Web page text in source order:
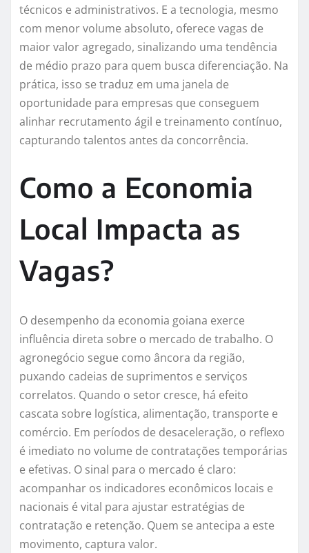
técnicos e administrativos. E a tecnologia, mesmo
com menor volume absoluto, oferece vagas de
maior valor agregado, sinalizando uma tendência
de médio prazo para quem busca diferenciação. Na
prática, isso se traduz em uma janela de
oportunidade para empresas que conseguem
alinhar recrutamento ágil e treinamento contínuo,
capturando talentos antes da concorrência.
Como a Economia
Local Impacta as
Vagas?
O desempenho da economia goiana exerce
influência direta sobre o mercado de trabalho. O
agronegócio segue como âncora da região,
puxando cadeias de suprimentos e serviços
correlatos. Quando o setor cresce, há efeito
cascata sobre logística, alimentação, transporte e
comércio. Em períodos de desaceleração, o reflexo
é imediato no volume de contratações temporárias
e efetivas. O sinal para o mercado é claro:
acompanhar os indicadores econômicos locais e
nacionais é vital para ajustar estratégias de
contratação e retenção. Quem se antecipa a este
movimento, captura valor.